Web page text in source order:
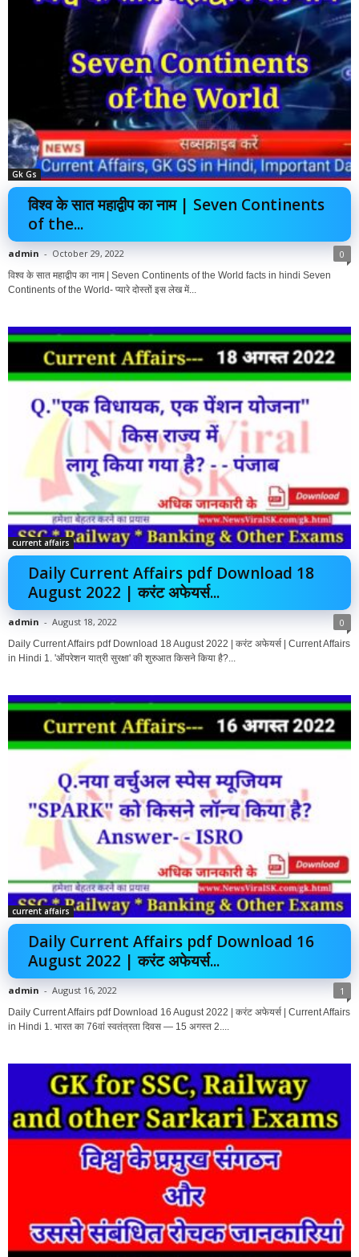
Gk Gs
विश्व के सात महाद्वीप का नाम | Seven Continents
of the...
admin - October 29, 2022 0
विश्व के सात महाद्वीप का नाम | Seven Continents of the World facts in hindi Seven
Continents of the World- प्यारे दोस्तों इस लेख में...
current affairs
Daily Current Affairs pdf Download 18
August 2022 | करंट अफेयर्स...
admin - August 18, 2022 0
Daily Current Affairs pdf Download 18 August 2022 | करंट अफेयर्स | Current Affairs
in Hindi 1. 'ऑपरेशन यात्री सुरक्षा' की शुरुआत किसने किया है?...
current affairs
Daily Current Affairs pdf Download 16
August 2022 | करंट अफेयर्स...
admin - August 16, 2022 1
Daily Current Affairs pdf Download 16 August 2022 | करंट अफेयर्स | Current Affairs
in Hindi 1. भारत का 76वां स्वतंत्रता दिवस — 15 अगस्त 2....